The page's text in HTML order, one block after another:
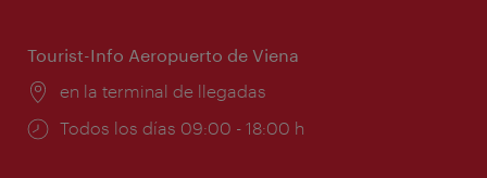
Tourist-Info Aeropuerto de Viena
Lugar:
en la terminal de llegadas
Horarios
Todos los días 09:00 - 18:00 h